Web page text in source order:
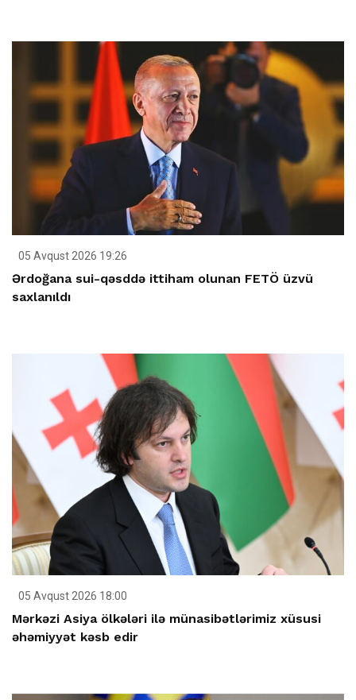
05 Avqust 2026 19:26
Ərdoğana sui-qəsddə ittiham olunan FETÖ üzvü
saxlanıldı
05 Avqust 2026 18:00
Mərkəzi Asiya ölkələri ilə münasibətlərimiz xüsusi
əhəmiyyət kəsb edir